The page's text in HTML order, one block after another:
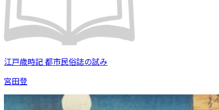
江戸歳時記 都市民俗誌の試み
宮田登